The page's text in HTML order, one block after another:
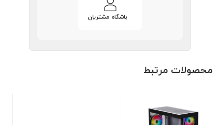
باشگاه مشتریان
محصولات مرتبط